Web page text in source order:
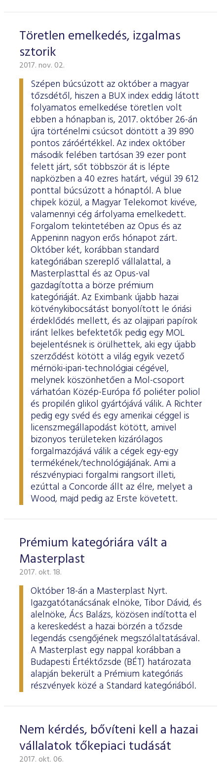
Töretlen emelkedés, izgalmas
sztorik
2017. nov. 02.
Szépen búcsúzott az október a magyar
tőzsdétől, hiszen a BUX index eddig látott
folyamatos emelkedése töretlen volt
ebben a hónapban is, 2017. október 26-án
újra történelmi csúcsot döntött a 39 890
pontos záróértékkel. Az index október
második felében tartósan 39 ezer pont
felett járt, sőt többször át is lépte
napközben a 40 ezres határt, végül 39 612
ponttal búcsúzott a hónaptól. A blue
chipek közül, a Magyar Telekomot kivéve,
valamennyi cég árfolyama emelkedett.
Forgalom tekintetében az Opus és az
Appeninn nagyon erős hónapot zárt.
Október két, korábban standard
kategóriában szereplő vállalattal, a
Masterplasttal és az Opus-val
gazdagította a börze prémium
kategóriáját. Az Eximbank újabb hazai
kötvénykibocsátást bonyolított le óriási
érdeklődés mellett, és az olajipari papírok
iránt lelkes befektetők pedig egy MOL
bejelentésnek is örülhettek, aki egy újabb
szerződést kötött a világ egyik vezető
mérnöki-ipari-technológiai cégével,
melynek köszönhetően a Mol-csoport
várhatóan Közép-Európa fő poliéter poliol
és propilén glikol gyártójává válik. A Richter
pedig egy svéd és egy amerikai céggel is
licenszmegállapodást kötött, amivel
bizonyos területeken kizárólagos
forgalmazójává válik a cégek egy-egy
termékének/technológiájának. Ami a
részvénypiaci forgalmi rangsort illeti,
ezúttal a Concorde állt az élre, melyet a
Wood, majd pedig az Erste követett.
Prémium kategóriára vált a
Masterplast
2017. okt. 18.
Október 18-án a Masterplast Nyrt.
Igazgatótanácsának elnöke, Tibor Dávid, és
alelnöke, Ács Balázs, közösen indította el
a kereskedést a hazai börzén a tőzsde
legendás csengőjének megszólaltatásával.
A Masterplast egy nappal korábban a
Budapesti Értéktőzsde (BÉT) határozata
alapján bekerült a Prémium kategóriás
részvények közé a Standard kategóriából.
Nem kérdés, bővíteni kell a hazai
vállalatok tőkepiaci tudását
2017. okt. 06.